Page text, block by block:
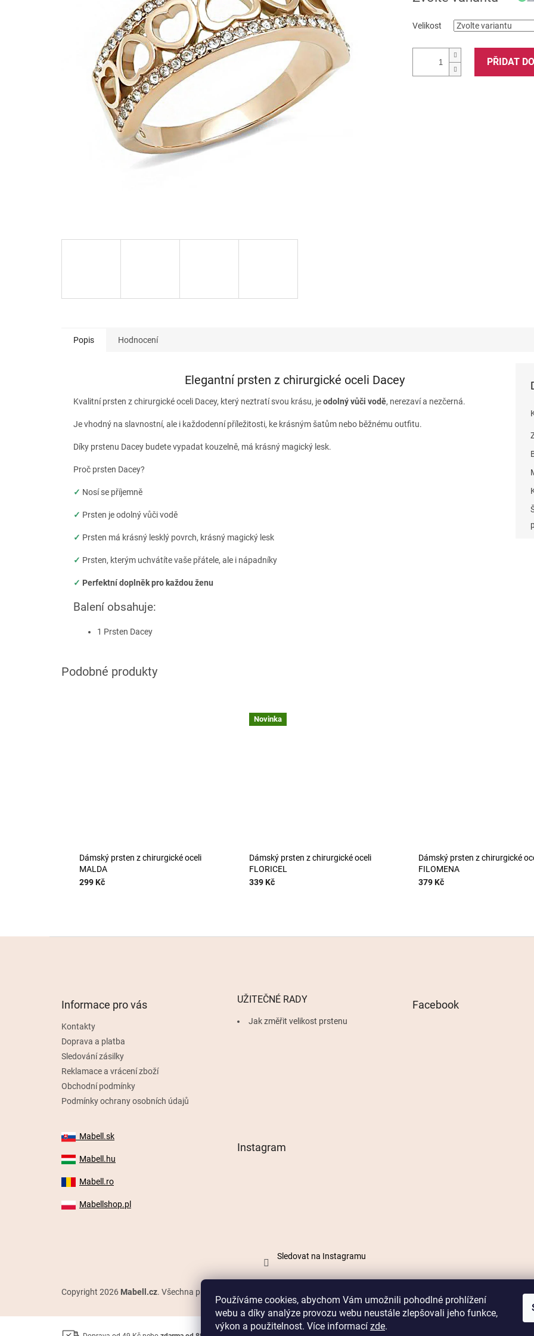
Používáme cookies, abychom Vám umožnili pohodlné prohlížení
webu a díky analýze provozu webu neustále zlepšovali jeho funkce,
výkon a použitelnost. Více informací zde.
Velikost
PŘIDAT
Popis Hodnocení
Elegantní prsten z chirurgické oceli Dacey
Kvalitní prsten z chirurgické oceli Dacey, který neztratí svou krásu, jeodolný vůči vodě, nerezaví a nezčerná.
Je vhodný na slavnostní, ale i každodenní příležitosti, ke krásným šatům nebo běžnému outfitu.
Díky prstenu Dacey budete vypadat kouzelně, má krásný magický lesk.
Proč prsten Dacey?
✓ Nosí se příjemně
✓ Prsten je odolný vůči vodě
✓ Prsten má krásný lesklý povrch, krásný magický lesk
✓ Prsten, kterým uchvátíte vaše přátele, ale i nápadníky
✓ Perfektní doplněk pro každou ženu
Balení obsahuje:
1 Prsten Dacey
Dámský prsten z chirurgické oceli
MALDA
299 Kč
Novinka
Dámský prsten z chirurgické oceli
FLORICEL
339 Kč
Dámský prsten z chirurgické
FILOMENA
379 Kč
Informace pro vás
Kontakty
Doprava a platba
Sledování zásilky
Reklamace a vrácení zboží
Obchodní podmínky
Podmínky ochrany osobních údajů
UŽITEČNÉ RADY
Jak změřit velikost prstenu
Facebook
Mabell.sk
Mabell.hu
Mabell.ro
Mabellshop.pl
Instagram
Sledovat na Instagramu
Copyright 2026 Mabell.cz. Všechna práva vyhrazena.